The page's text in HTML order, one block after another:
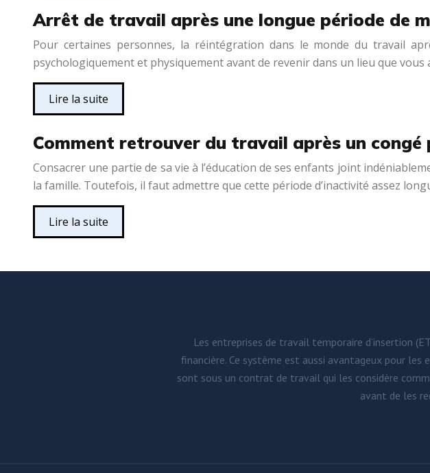
Arrêt de travail après une longue période de
Pour certaines personnes, la réintégration dans le monde du travail
psychologiquement et physiquement avant de revenir dans un lieu que
Lire la suite
Comment retrouver du travail après un congé
Consacrer une partie de sa vie à l’éducation de ses enfants joint
la famille. Toutefois, il faut admettre que cette période d’inactivité assez
Lire la suite
Les entreprises de travail temporaire d’insertion
financière. Ce système est aussi avantageux pour
sont sous un contrat de travail qui les considère
avant de les